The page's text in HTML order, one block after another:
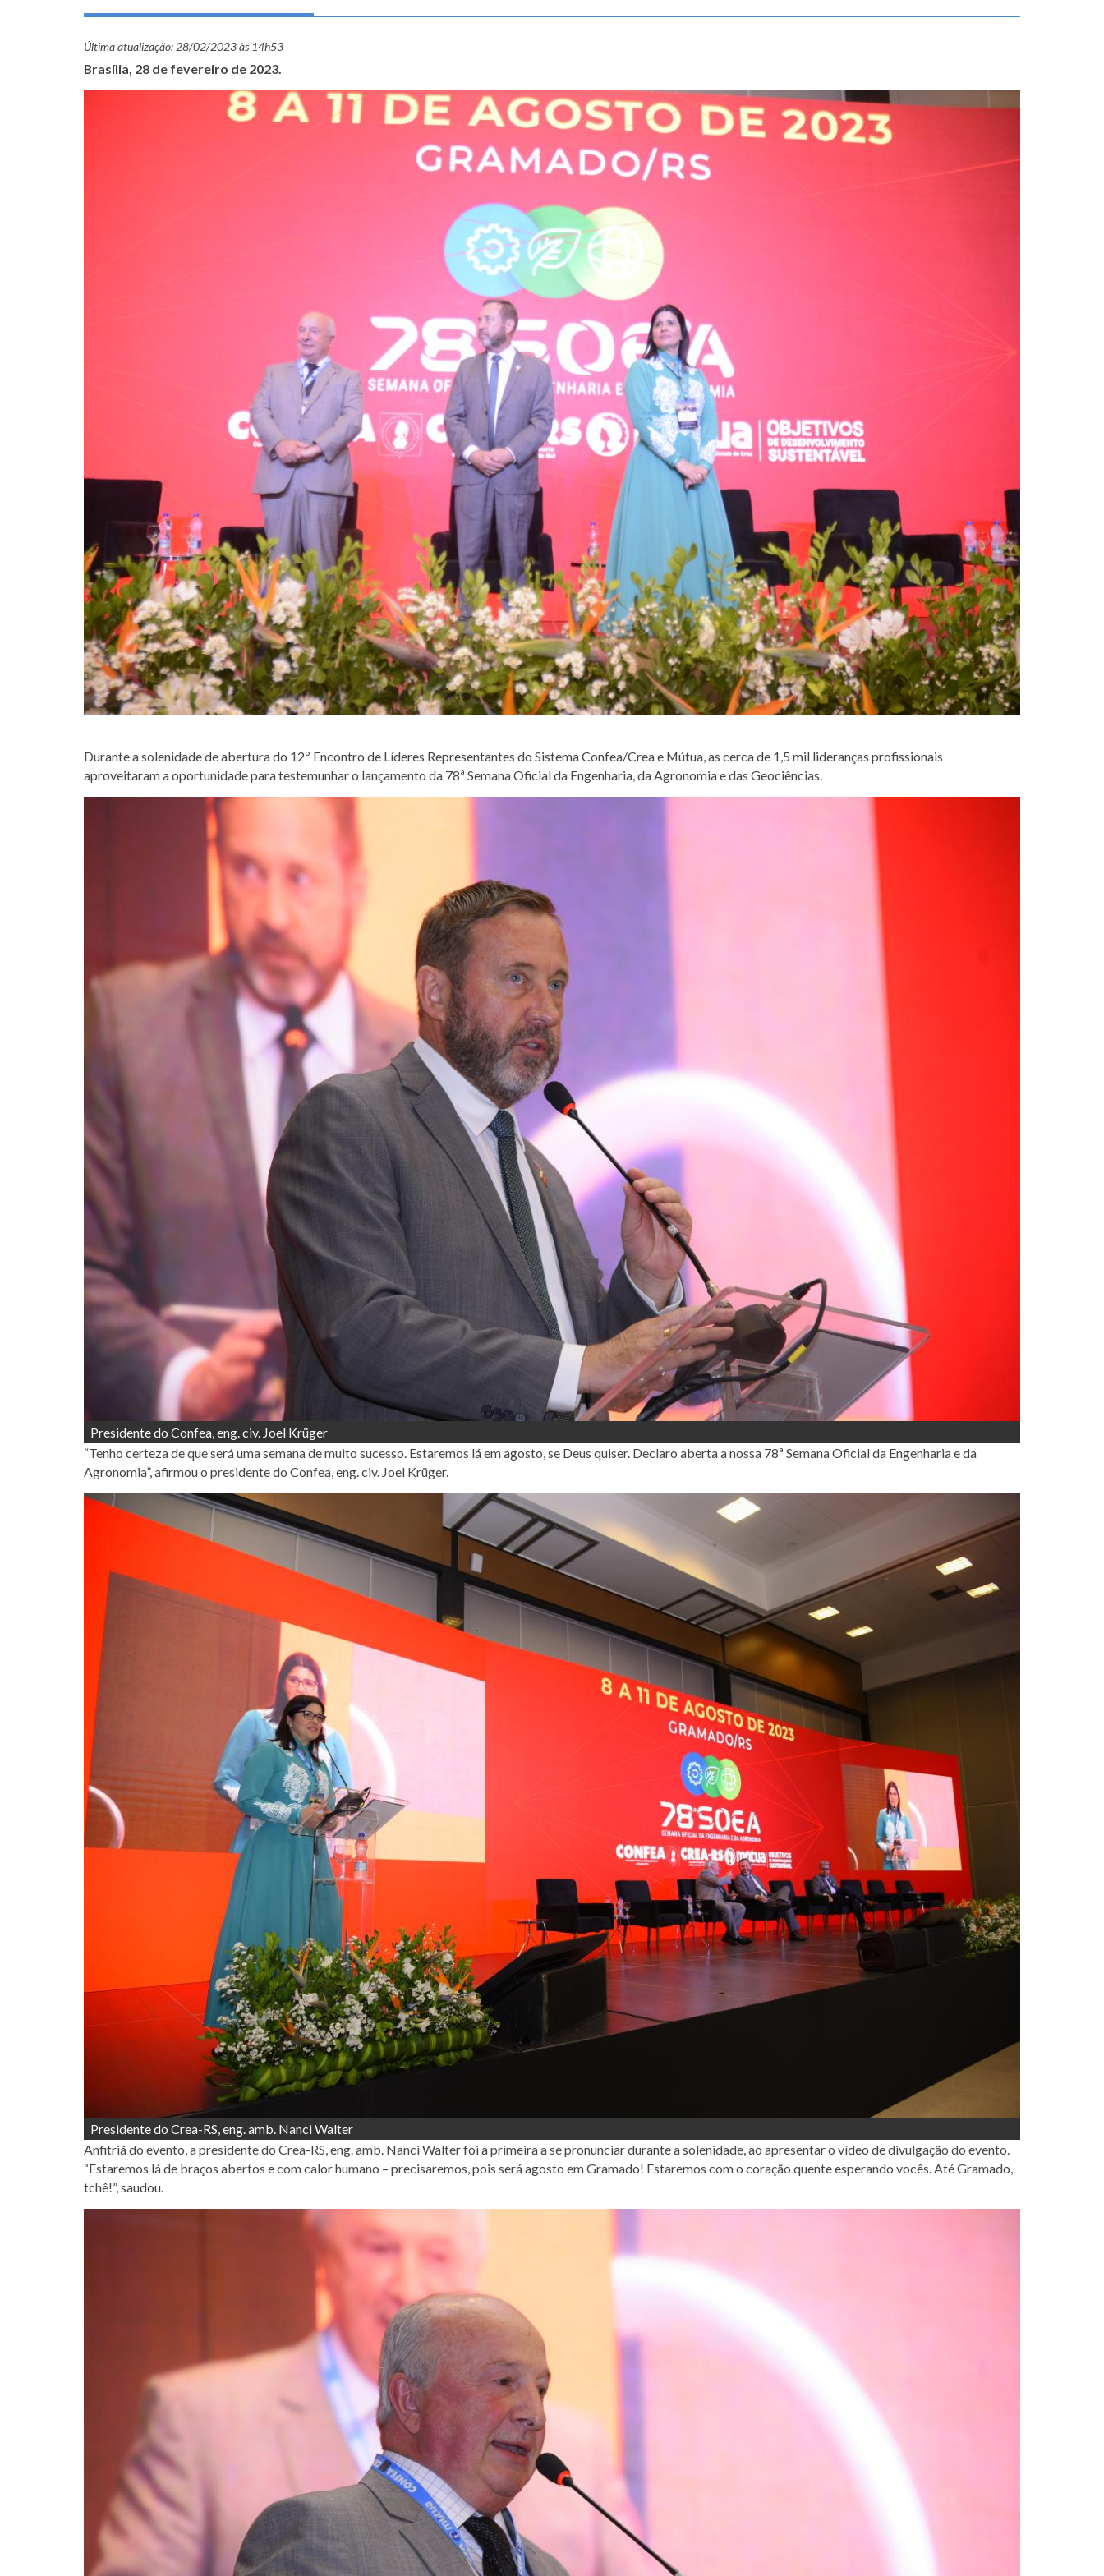
Última atualização: 28/02/2023 às 14h53
Brasília, 28 de fevereiro de 2023.
Durante a solenidade de abertura do 12º Encontro de Líderes Representantes do Sistema Confea/Crea e Mútua, as cerca de 1,5 mil lideranças profissionais
aproveitaram a oportunidade para testemunhar o lançamento da 78ª Semana Oficial da Engenharia, da Agronomia e das Geociências.
Presidente do Confea, eng. civ. Joel Krüger
“Tenho certeza de que será uma semana de muito sucesso. Estaremos lá em agosto, se Deus quiser. Declaro aberta a nossa 78ª Semana Oficial da Engenharia e da
Agronomia”, afirmou o presidente do Confea, eng. civ. Joel Krüger.
Presidente do Crea-RS, eng. amb. Nanci Walter
Anfitriã do evento, a presidente do Crea-RS, eng. amb. Nanci Walter foi a primeira a se pronunciar durante a solenidade, ao apresentar o vídeo de divulgação do evento.
“Estaremos lá de braços abertos e com calor humano – precisaremos, pois será agosto em Gramado! Estaremos com o coração quente esperando vocês. Até Gramado,
tchê!”, saudou.